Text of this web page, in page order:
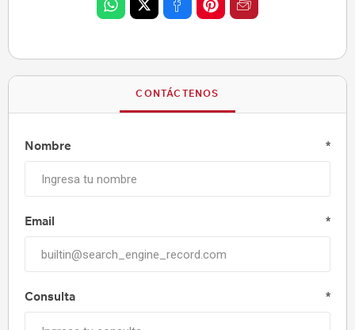
CONTÁCTENOS
Nombre *
Email *
Consulta *